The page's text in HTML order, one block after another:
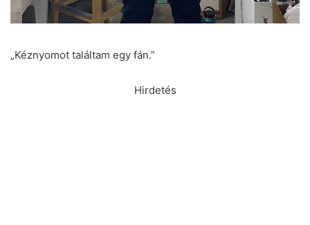
„Kéznyomot találtam egy fán.”
Hirdetés